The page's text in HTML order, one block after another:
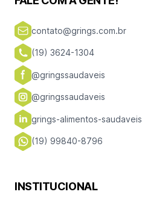
contato@grings.com.br
(19) 3624-1304
@gringssaudaveis
@gringssaudaveis
grings-alimentos-saudaveis
(19) 99840-8796
INSTITUCIONAL